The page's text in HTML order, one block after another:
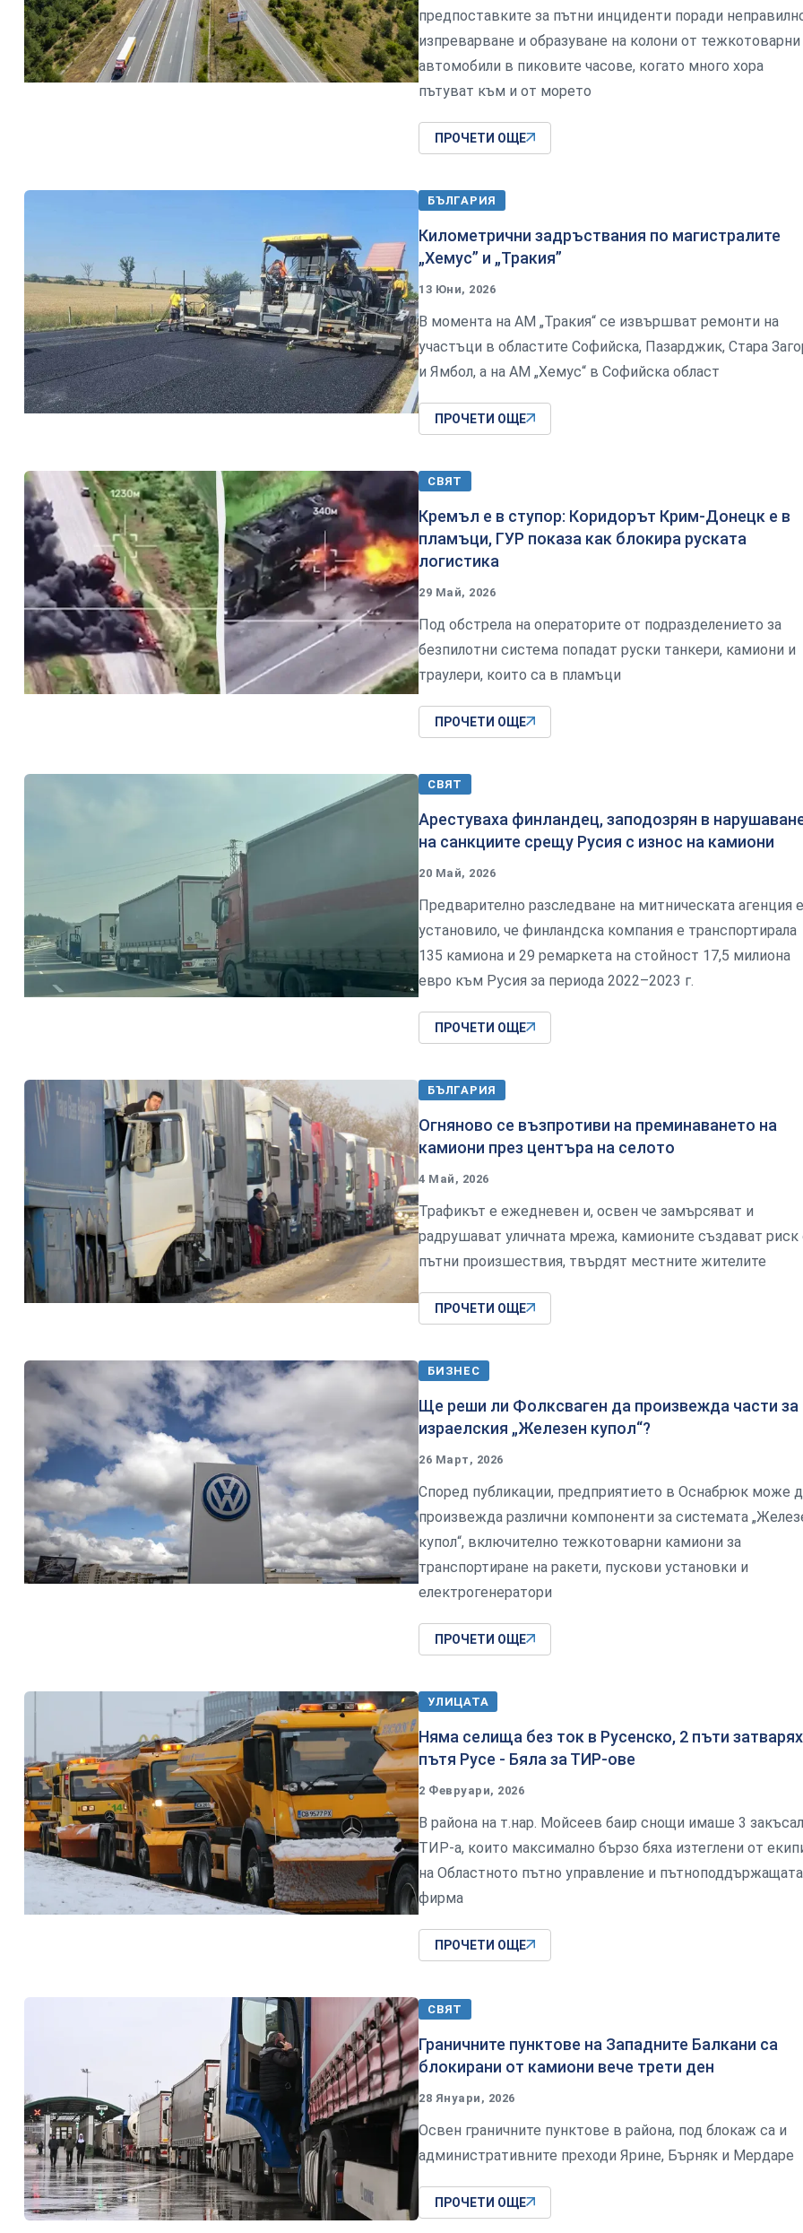
предпоставките за пътни инциденти поради
изпреварване и образуване на колони от тежкотоварни
автомобили в пиковите часове, когато много хора
пътуват към и от морето
ПРОЧЕТИ ОЩЕ
БЪЛГАРИЯ
Километрични задръствания по магистралите
„Хемус” и „Тракия”
13 Юни, 2026
В момента на АМ „Тракия“ се извършват ремонти на
участъци в областите Софийска, Пазарджик, Стара
и Ямбол, а на АМ „Хемус“ в Софийска област
ПРОЧЕТИ ОЩЕ
СВЯТ
Кремъл е в ступор: Коридорът Крим-Донецк е в
пламъци, ГУР показа как блокира руската
логистика
29 Май, 2026
Под обстрела на операторите от подразделението за
безпилотни система попадат руски танкери, камиони и
траулери, които са в пламъци
ПРОЧЕТИ ОЩЕ
СВЯТ
Арестуваха финландец, заподозрян в
на санкциите срещу Русия с износ на камиони
20 Май, 2026
Предварително разследване на митническата агенция е
установило, че финландска компания е транспортирала
135 камиона и 29 ремаркета на стойност 17,5 милиона
евро към Русия за периода 2022–2023 г.
ПРОЧЕТИ ОЩЕ
БЪЛГАРИЯ
Огняново се възпротиви на преминаването на
камиони през центъра на селото
4 Май, 2026
Трафикът е ежедневен и, освен че замърсяват и
радрушават уличната мрежа, камионите създават риск
пътни произшествия, твърдят местните жителите
ПРОЧЕТИ ОЩЕ
БИЗНЕС
Ще реши ли Фолксваген да произвежда части за
израелския „Железен купол“?
26 Март, 2026
Според публикации, предприятието в Оснабрюк може
произвежда различни компоненти за системата
купол“, включително тежкотоварни камиони за
транспортиране на ракети, пускови установки и
електрогенератори
ПРОЧЕТИ ОЩЕ
УЛИЦАТА
Няма селища без ток в Русенско, 2 пъти
пътя Русе - Бяла за ТИР-ове
2 Февруари, 2026
В района на т.нар. Мойсеев баир снощи имаше 3
ТИР-а, които максимално бързо бяха изтеглени от
на Областното пътно управление и пътноподдържащата
фирма
ПРОЧЕТИ ОЩЕ
СВЯТ
Граничните пунктове на Западните Балкани са
блокирани от камиони вече трети ден
28 Януари, 2026
Освен граничните пунктове в района, под блокаж са и
административните преходи Ярине, Бърняк и Мердаре
ПРОЧЕТИ ОЩЕ